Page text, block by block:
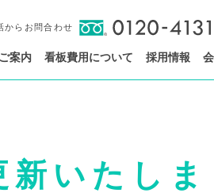
からお問合わせ
案内 看板費用について 採用情報
いたしま